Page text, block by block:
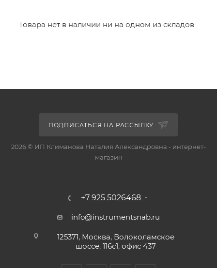
Товара нет в наличии ни на одном из складов
ПОДПИСАТЬСЯ НА РАССЫЛКУ
2026 © ИП Климанова Наталия Александровна - интернет-
магазин
+7 925 5026468
info@instrumentsnab.ru
125371, Москва, Волоколамское
шоссе, 116с1, офис 437